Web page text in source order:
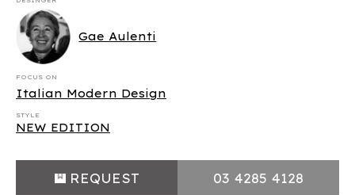
Gae Aulenti
FOCUS ON
Italian Modern Design
STYLE
NEW EDITION
REQUEST 03 4285 4128